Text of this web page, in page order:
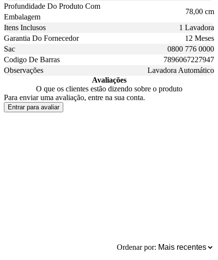
Profundidade Do Produto Com
Embalagem
78,00 cm
Itens Inclusos
1 Lavadora
Garantia Do Fornecedor
12 Meses
Sac
0800 776 0000
Codigo De Barras
7896067227947
Observações
Lavadora Automático
Avaliações
O que os clientes estão dizendo sobre o produto
Para enviar uma avaliação, entre na sua conta.
Entrar para avaliar
Ordenar por: